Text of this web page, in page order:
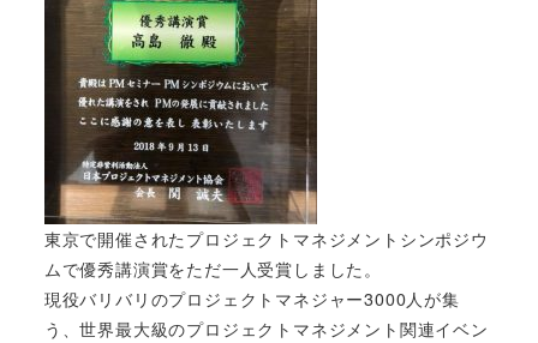
東京で開催されたプロジェクトマネジメントシンポジウ
ムで優秀講演賞をただ一人受賞しました。
現役バリバリのプロジェクトマネジャー3000人が集
う、世界最大級のプロジェクトマネジメント関連イベン